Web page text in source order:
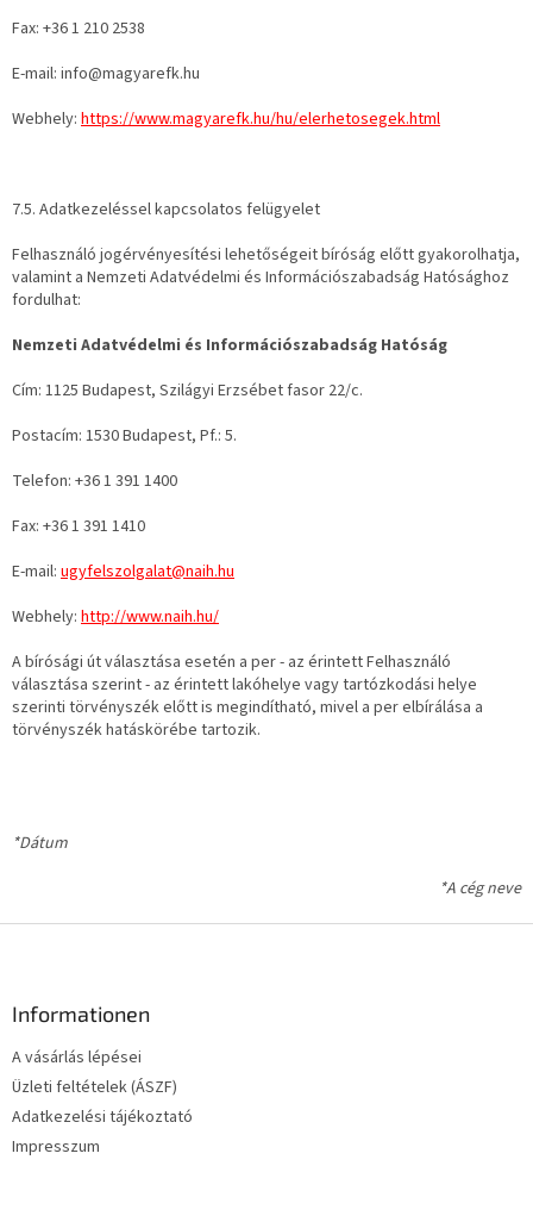
Fax: +36 1 210 2538
E-mail: info@magyarefk.hu
Webhely: https://www.magyarefk.hu/hu/elerhetosegek.html
7.5. Adatkezeléssel kapcsolatos felügyelet
Felhasználó jogérvényesítési lehetőségeit bíróság előtt gyakorolhatja,
valamint a Nemzeti Adatvédelmi és Információszabadság Hatósághoz
fordulhat:
Nemzeti Adatvédelmi és Információszabadság Hatóság
Cím: 1125 Budapest, Szilágyi Erzsébet fasor 22/c.
Postacím: 1530 Budapest, Pf.: 5.
Telefon: +36 1 391 1400
Fax: +36 1 391 1410
E-mail: ugyfelszolgalat@naih.hu
Webhely: http://www.naih.hu/
A bírósági út választása esetén a per - az érintett Felhasználó
választása szerint - az érintett lakóhelye vagy tartózkodási helye
szerinti törvényszék előtt is megindítható, mivel a per elbírálása a
törvényszék hatáskörébe tartozik.
*Dátum
*A cég neve
Informationen
A vásárlás lépései
Üzleti feltételek (ÁSZF)
Adatkezelési tájékoztató
Impresszum